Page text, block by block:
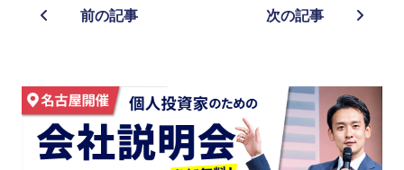
前の記事 次の記事